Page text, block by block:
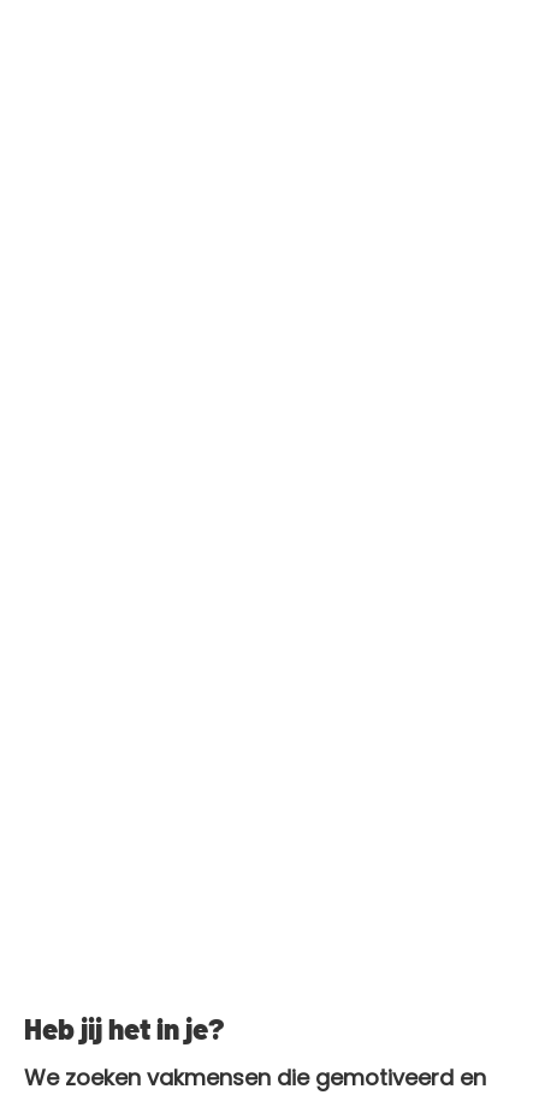
Heb jij het in je?
We zoeken vakmensen die gemotiveerd en